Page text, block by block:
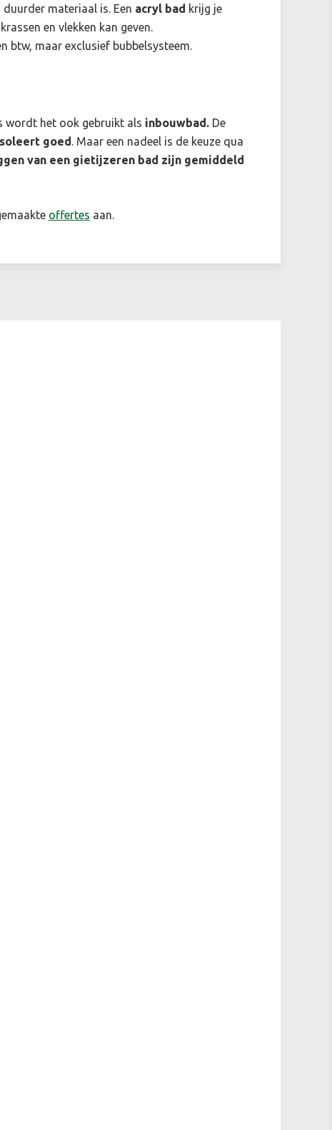
materiaal is. Een acryl bad krijg je
en vlekken kan geven.
btw, maar exclusief bubbelsysteem.
wordt het ook gebruikt als inbouwbad. De
goed. Maar een nadeel is de keuze qua
van een gietijzeren bad zijn gemiddeld
offertes aan.